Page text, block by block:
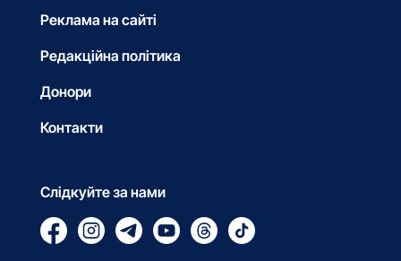
Реклама на сайті
Редакційна політика
Донори
Контакти
Слідкуйте за нами